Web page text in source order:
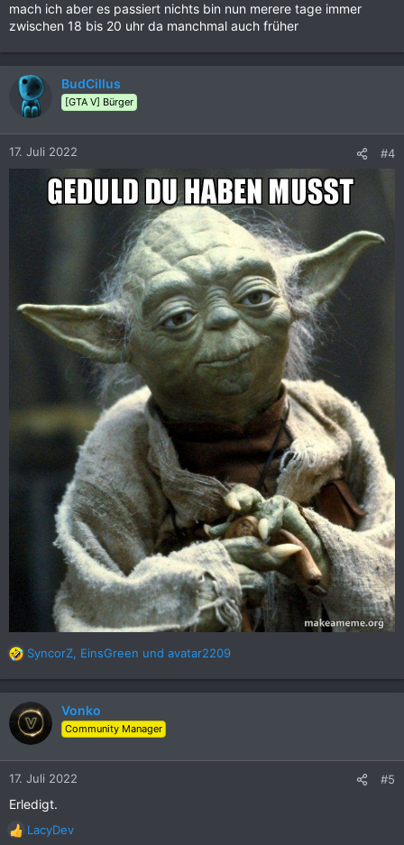
mach ich aber es passiert nichts bin nun merere tage immer
zwischen 18 bis 20 uhr da manchmal auch früher
BudCillus
[GTA V] Bürger
17. Juli 2022 #4
R
a
k
t
n
n
SyncorZ, EinsGreen und avatar2209
Vonko
Community Manager
17. Juli 2022 #5
Erledigt.
R
LacyDev